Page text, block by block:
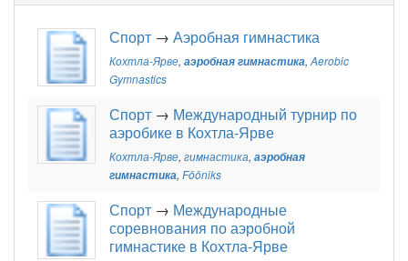
Спорт → Аэробная гимнастика
Кохтла-Ярве, аэробная гимнастика,Aerobic
Gymnastics
Спорт → Международный турнир по
аэробике в Кохтла-Ярве
Кохтла-Ярве, гимнастика, аэробная
гимнастика, Fööniks
Спорт → Международные
соревнования по аэробной
гимнастике в Кохтла-Ярве